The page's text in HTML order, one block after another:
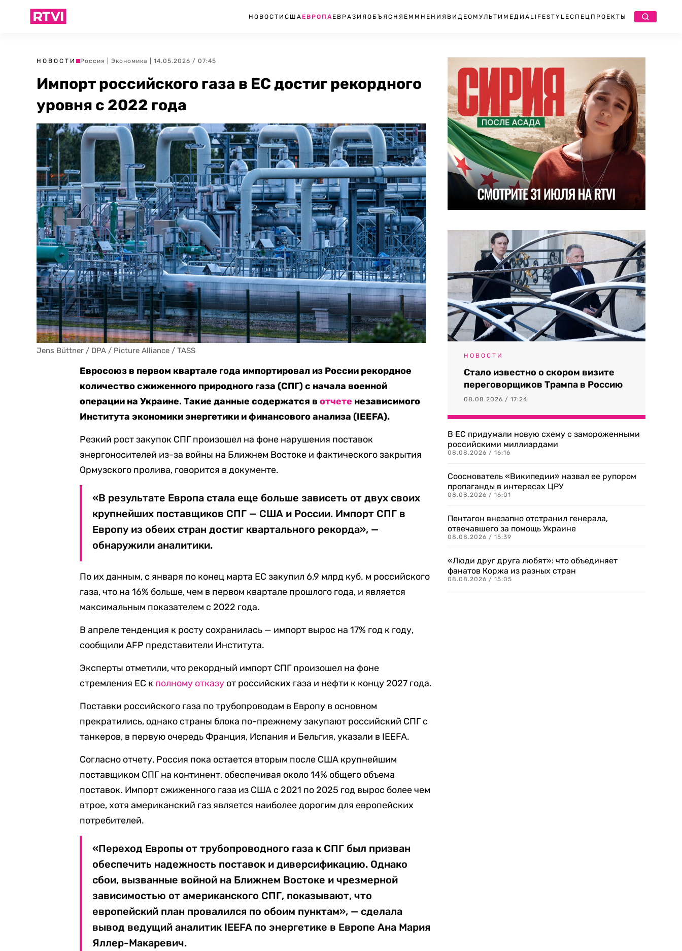
НОВОСТИ США ЕВРОПА ЕВРАЗИЯ ОБЪЯСНЯЕМ МНЕНИЯ ВИДЕО МУЛЬТИМЕДИА LIFESTYLEСПЕЦПРОЕКТЫ
НОВОСТИ Россия Экономика | 14.05.2026 / 07:45
Импорт российского газа в ЕС достиг рекордного
уровня с 2022 года
Jens Büttner / DPA / Picture Alliance / TASS
Евросоюз в первом квартале года импортировал из России рекордное
количество сжиженного природного газа (СПГ) с начала военной
операции на Украине. Такие данные содержатся вотчете независимого
Института экономики энергетики и финансового анализа (IEEFA).
Резкий рост закупок СПГ произошел на фоне нарушения поставок
энергоносителей из-за войны на Ближнем Востоке и фактического закрытия
Ормузского пролива, говорится в документе.
«В результате Европа стала еще больше зависеть от двух своих
крупнейших поставщиков СПГ — США и России. Импорт СПГ в
Европу из обеих стран достиг квартального рекорда», —
обнаружили аналитики.
По их данным, с января по конец марта ЕС закупил 6,9 млрд куб. м российского
газа, что на 16% больше, чем в первом квартале прошлого года, и является
максимальным показателем с 2022 года.
В апреле тенденция к росту сохранилась — импорт вырос на 17% год к году,
сообщили AFP представители Института.
Эксперты отметили, что рекордный импорт СПГ произошел на фоне
стремления ЕС к полному отказу от российских газа и нефти к концу 2027 года.
Поставки российского газа по трубопроводам в Европу в основном
прекратились, однако страны блока по-прежнему закупают российский СПГ с
танкеров, в первую очередь Франция, Испания и Бельгия, указали в IEEFA.
Согласно отчету, Россия пока остается вторым после США крупнейшим
поставщиком СПГ на континент, обеспечивая около 14% общего объема
поставок. Импорт сжиженного газа из США с 2021 по 2025 год вырос более чем
втрое, хотя американский газ является наиболее дорогим для европейских
потребителей.
«Переход Европы от трубопроводного газа к СПГ был призван
обеспечить надежность поставок и диверсификацию. Однако
сбои, вызванные войной на Ближнем Востоке и чрезмерной
зависимостью от американского СПГ, показывают, что
европейский план провалился по обоим пунктам», — сделала
вывод ведущий аналитик IEEFA по энергетике в Европе Ана Мария
Яллер-Макаревич.
НОВОСТИ
Стало известно о скором визите
переговорщиков Трампа в Россию
08.08.2026 / 17:24
В ЕС придумали новую схему с замороженными
российскими миллиардами
08.08.2026 / 16:16
Сооснователь «Википедии» назвал ее рупором
пропаганды в интересах ЦРУ
08.08.2026 / 16:01
Пентагон внезапно отстранил генерала,
отвечавшего за помощь Украине
08.08.2026 / 15:39
«Люди друг друга любят»: что объединяет
фанатов Коржа из разных стран
08.08.2026 / 15:05